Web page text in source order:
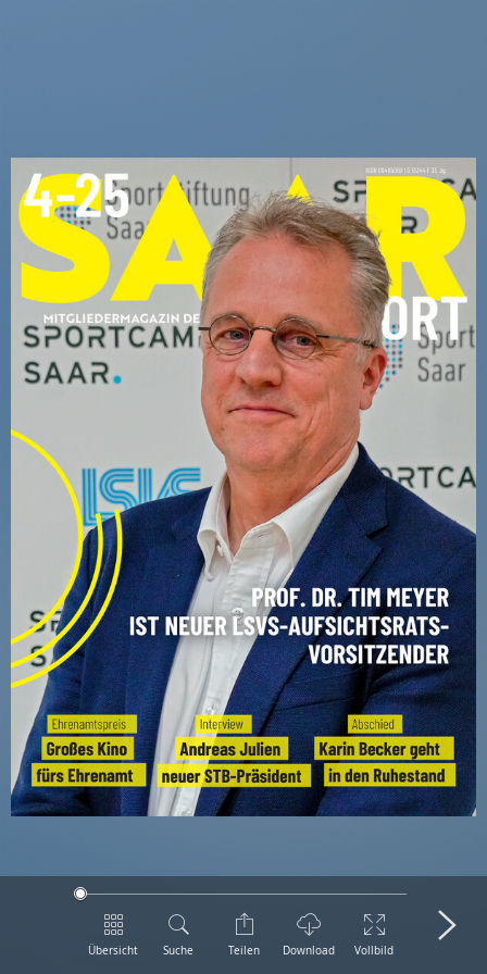
Übersicht Suche Teilen Download Vollbild